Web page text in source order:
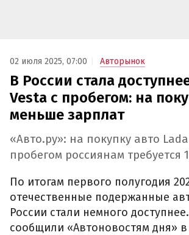
02 июля 2025, 07:00 Авторынок
В России стала
Vesta с пробегом: на
меньше зарплат
«Авто.ру»: на покупку авто
пробегом россиянам требуется
По итогам первого полугодия
отечественные подержанные
России стали немного
сообщили «Автоновостям дня» в